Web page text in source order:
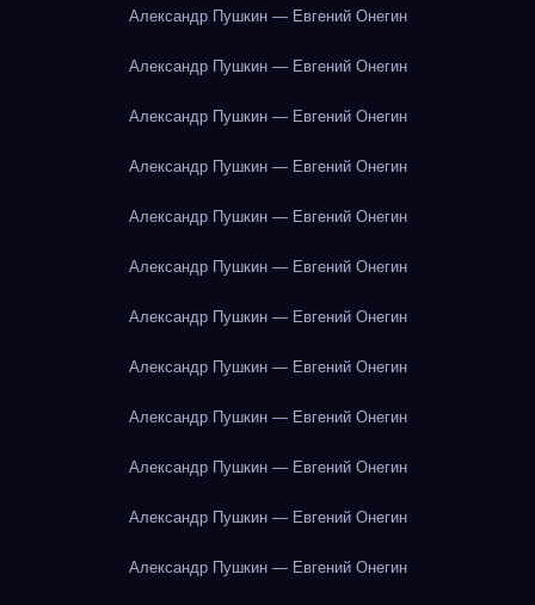
Александр Пушкин — Евгений Онегин
Александр Пушкин — Евгений Онегин
Александр Пушкин — Евгений Онегин
Александр Пушкин — Евгений Онегин
Александр Пушкин — Евгений Онегин
Александр Пушкин — Евгений Онегин
Александр Пушкин — Евгений Онегин
Александр Пушкин — Евгений Онегин
Александр Пушкин — Евгений Онегин
Александр Пушкин — Евгений Онегин
Александр Пушкин — Евгений Онегин
Александр Пушкин — Евгений Онегин